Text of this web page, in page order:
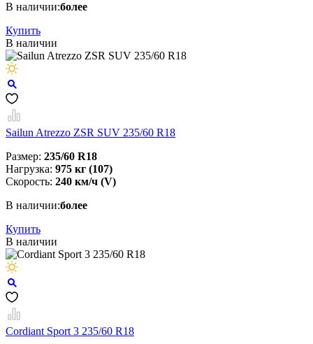
В наличии:более
Купить
В наличии
Sailun Atrezzo ZSR SUV 235/60 R18
Размер: 235/60 R18
Нагрузка: 975 кг (107)
Скорость: 240 км/ч (V)
В наличии:более
Купить
В наличии
Cordiant Sport 3 235/60 R18